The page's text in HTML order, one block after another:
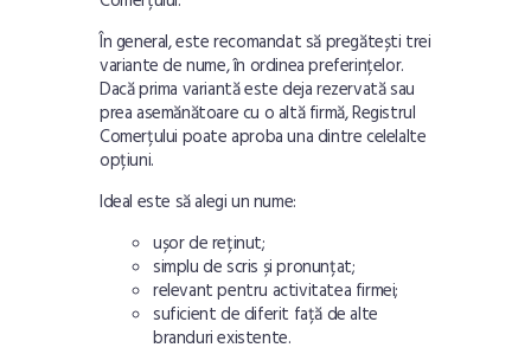
În general, este recomandat să pregătești trei
variante de nume, în ordinea preferințelor.
Dacă prima variantă este deja rezervată sau
prea asemănătoare cu o altă firmă, Registrul
Comerțului poate aproba una dintre celelalte
opțiuni.
Ideal este să alegi un nume:
ușor de reținut;
simplu de scris și pronunțat;
relevant pentru activitatea firmei;
suficient de diferit față de alte
branduri existente.